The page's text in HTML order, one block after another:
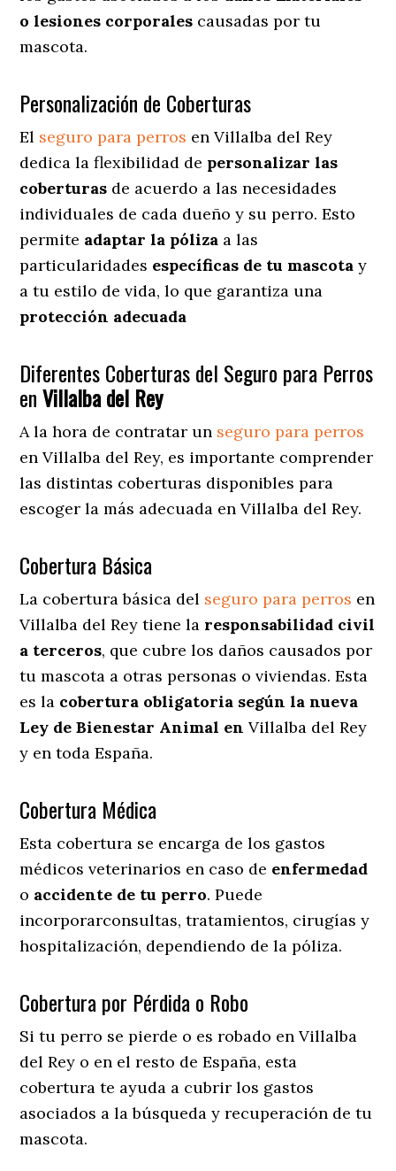
o lesiones corporales causadas por tu
mascota.
Personalización de Coberturas
El seguro para perros en Villalba del Rey
dedica la flexibilidad de personalizar las
coberturas de acuerdo a las necesidades
individuales de cada dueño y su perro. Esto
permite adaptar la póliza a las
particularidades específicas de tu mascota y
a tu estilo de vida, lo que garantiza una
protección adecuada
Diferentes Coberturas del Seguro para Perros
en Villalba del Rey
A la hora de contratar un seguro para perros
en Villalba del Rey, es importante comprender
las distintas coberturas disponibles para
escoger la más adecuada en Villalba del Rey.
Cobertura Básica
La cobertura básica del seguro para perros en
Villalba del Rey tiene la responsabilidad civil
a terceros, que cubre los daños causados por
tu mascota a otras personas o viviendas. Esta
es la cobertura obligatoria según la nueva
Ley de Bienestar Animal enVillalba del Rey
y en toda España.
Cobertura Médica
Esta cobertura se encarga de los gastos
médicos veterinarios en caso de enfermedad
o accidente de tu perro. Puede
incorporarconsultas, tratamientos, cirugías y
hospitalización, dependiendo de la póliza.
Cobertura por Pérdida o Robo
Si tu perro se pierde o es robado en Villalba
del Rey o en el resto de España, esta
cobertura te ayuda a cubrir los gastos
asociados a la búsqueda y recuperación de tu
mascota.